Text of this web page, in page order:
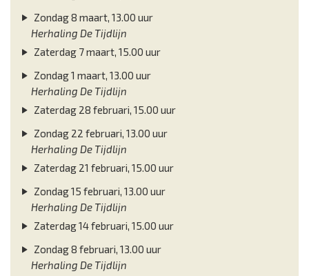
Zondag 8 maart, 13.00 uur
Herhaling De Tijdlijn
Zaterdag 7 maart, 15.00 uur
Zondag 1 maart, 13.00 uur
Herhaling De Tijdlijn
Zaterdag 28 februari, 15.00 uur
Zondag 22 februari, 13.00 uur
Herhaling De Tijdlijn
Zaterdag 21 februari, 15.00 uur
Zondag 15 februari, 13.00 uur
Herhaling De Tijdlijn
Zaterdag 14 februari, 15.00 uur
Zondag 8 februari, 13.00 uur
Herhaling De Tijdlijn